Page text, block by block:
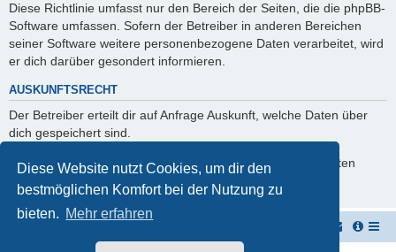
Diese Website nutzt Cookies, um dir den
bestmöglichen Komfort bei der Nutzung zu
bieten. Mehr erfahren
Diese Richtlinie umfasst nur den Bereich der Seiten, die die phpBB-
Software umfassen. Sofern der Betreiber in anderen Bereichen
seiner Software weitere personenbezogene Daten verarbeitet, wird
er dich darüber gesondert informieren.
AUSKUNFTSRECHT
Der Betreiber erteilt dir auf Anfrage Auskunft, welche Daten über
dich gespeichert sind.
Du kannst jederzeit die Löschung bzw. Sperrung deiner Daten
verlangen. Kontaktiere hierzu bitte den Betreiber.